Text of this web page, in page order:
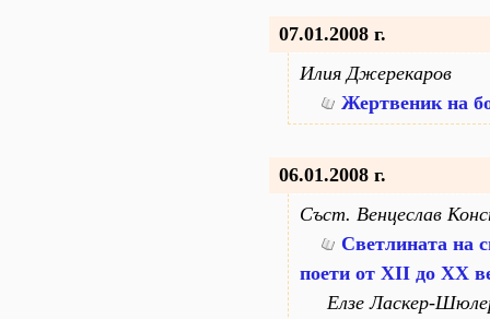
07.01.2008 г.
Илия Джерекаров
Жертвеник на
06.01.2008 г.
Съст. Венцеслав
Светлината на
поети от XII до XX
Елзе Ласкер-